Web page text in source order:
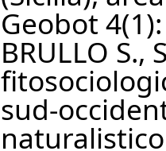
Geobot
BRULLO S.,
sud-